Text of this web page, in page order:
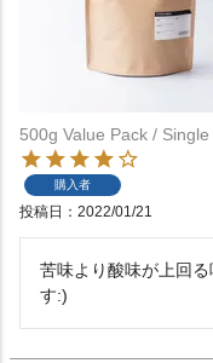
500g Value Pack /
購入者
投稿日 2022/01/21
苦味より酸味が上回
す:)